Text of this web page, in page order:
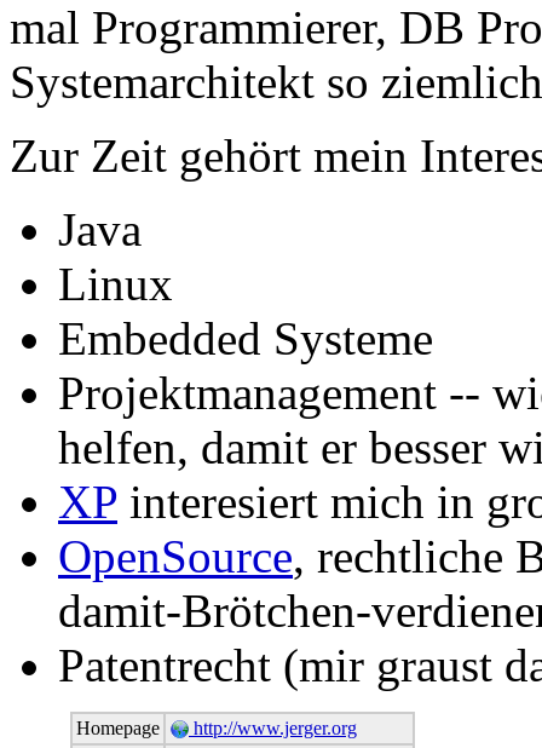
mal Programmierer, DB
Systemarchitekt so
Zur Zeit gehört mein
Java
Linux
Embedded Systeme
Projektmanagement --
helfen, damit er besser
XP interesiert mich in
OpenSource, rechtliche
damit-Brötchen-
Patentrecht (mir graust
Homepage
http://www.jerger.org